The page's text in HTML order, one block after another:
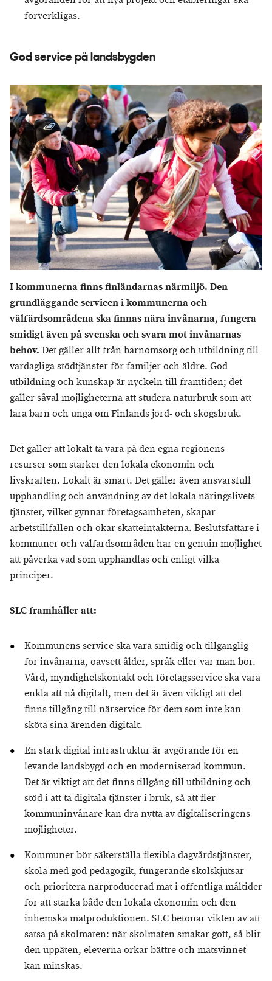
förverkligas.
God service på landsbygden
I kommunerna finns finländarnas närmiljö. Den
grundläggande servicen i kommunerna och
välfärdsområdena ska finnas nära invånarna, fungera
smidigt även på svenska och svara mot invånarnas
behov. Det gäller allt från barnomsorg och utbildning till
vardagliga stödtjänster för familjer och äldre. God
utbildning och kunskap är nyckeln till framtiden; det
gäller såväl möjligheterna att studera naturbruk som att
lära barn och unga om Finlands jord- och skogsbruk.
Det gäller att lokalt ta vara på den egna regionens
resurser som stärker den lokala ekonomin och
livskraften. Lokalt är smart. Det gäller även ansvarsfull
upphandling och användning av det lokala näringslivets
tjänster, vilket gynnar företagsamheten, skapar
arbetstillfällen och ökar skatteintäkterna. Beslutsfattare i
kommuner och välfärdsområden har en genuin möjlighet
att påverka vad som upphandlas och enligt vilka
principer.
SLC framhåller att:
Kommunens service ska vara smidig och tillgänglig
för invånarna, oavsett ålder, språk eller var man bor.
Vård, myndighetskontakt och företagsservice ska vara
enkla att nå digitalt, men det är även viktigt att det
finns tillgång till närservice för dem som inte kan
sköta sina ärenden digitalt.
En stark digital infrastruktur är avgörande för en
levande landsbygd och en moderniserad kommun.
Det är viktigt att det finns tillgång till utbildning och
stöd i att ta digitala tjänster i bruk, så att fler
kommuninvånare kan dra nytta av digitaliseringens
möjligheter.
Kommuner bör säkerställa flexibla dagvårdstjänster,
skola med god pedagogik, fungerande skolskjutsar
och prioritera närproducerad mat i offentliga måltider
för att stärka både den lokala ekonomin och den
inhemska matproduktionen. SLC betonar vikten av att
satsa på skolmaten: när skolmaten smakar gott, så blir
den uppäten, eleverna orkar bättre och matsvinnet
kan minskas.